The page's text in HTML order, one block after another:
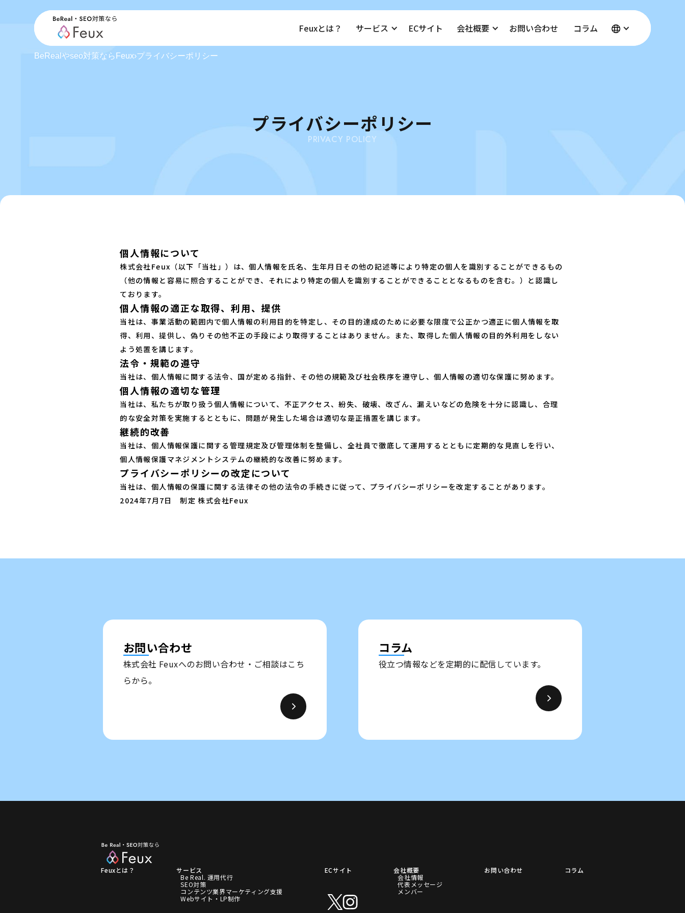
Feuxとは？ サービス ECサイト 会社概要 お問い合わせ コラム
Feuxとは？ サービス ECサイト 会社概要 お問い合わせ コラム
Feuxとは？ サービス ECサイト 会社概要 お問い合わせ コラム
プライバシーポリシー
PRIVACY POLICY
個人情報について
株式会社Feux（以下「当社」）は、個人情報を氏名、生年月日その他の記述等により特定の個人を識別することができるもの
（他の情報と容易に照合することができ、それにより特定の個人を識別することができることとなるものを含む。）と認識し
ております。
個人情報の適正な取得、利用、提供
当社は、事業活動の範囲内で個人情報の利用目的を特定し、その目的達成のために必要な限度で公正かつ適正に個人情報を取
得、利用、提供し、偽りその他不正の手段により取得することはありません。また、取得した個人情報の目的外利用をしない
よう処置を講じます。
法令・規範の遵守
当社は、個人情報に関する法令、国が定める指針、その他の規範及び社会秩序を遵守し、個人情報の適切な保護に努めます。
個人情報の適切な管理
当社は、私たちが取り扱う個人情報について、不正アクセス、紛失、破壊、改ざん、漏えいなどの危険を十分に認識し、合理
的な安全対策を実施するとともに、問題が発生した場合は適切な是正措置を講じます。
継続的改善
当社は、個人情報保護に関する管理規定及び管理体制を整備し、全社員で徹底して運用するとともに定期的な見直しを行い、
個人情報保護マネジメントシステムの継続的な改善に努めます。
プライバシーポリシーの改定について
当社は、個人情報の保護に関する法律その他の法令の手続きに従って、プライバシーポリシーを改定することがあります。
2024年7月7日 制定 株式会社Feux
お問い合わせ
株式会社 Feuxへのお問い合わせ・ご相談はこち
らから。
コラム
役立つ情報などを定期的に配信しています。
Feuxとは？
サービス
Be Real. 運用代行
SEO対策
コンテンツ業界マーケティング支援
Webサイト・LP制作
ECサイト
会社概要
会社情報
代表メッセージ
メンバー
お問い合わせ コラム
BeRealやseo対策ならFeux›プライバシーポリシー